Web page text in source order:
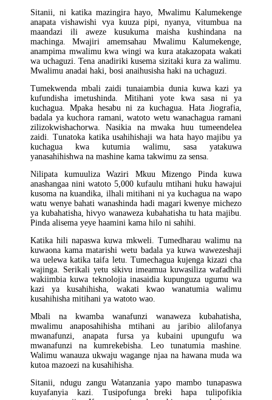
Sitanii, ni katika mazingira hayo, Mwalimu Kalumekenge
anapata vishawishi vya kuuza pipi, nyanya, vitumbua na
maandazi ili aweze kusukuma maisha kushindana na
machinga. Mwajiri amemsahau Mwalimu Kalumekenge,
anampima mwalimu kwa wingi wa kura atakazopata wakati
wa uchaguzi. Tena anadiriki kusema sizitaki kura za walimu.
Mwalimu anadai haki, bosi anaihusisha haki na uchaguzi.
Tumekwenda mbali zaidi tunaiambia dunia kuwa kazi ya
kufundisha imetushinda. Mitihani yote kwa sasa ni ya
kuchagua. Mpaka hesabu ni za kuchagua. Hata Jiografia,
badala ya kuchora ramani, watoto wetu wanachagua ramani
zilizokwishachorwa. Nasikia na mwaka huu tumeendelea
zaidi. Tunatoka katika usahihishaji wa hata hayo majibu ya
kuchagua kwa kutumia walimu, sasa yatakuwa
yanasahihishwa na mashine kama takwimu za sensa.
Nilipata kumuuliza Waziri Mkuu Mizengo Pinda kuwa
anashangaa nini watoto 5,000 kufaulu mtihani huku hawajui
kusoma na kuandika, ilhali mitihani ni ya kuchagua na wapo
watu wenye bahati wanashinda hadi magari kwenye michezo
ya kubahatisha, hivyo wanaweza kubahatisha tu hata majibu.
Pinda alisema yeye haamini kama hilo ni sahihi.
Katika hili napaswa kuwa mkweli. Tumedharau walimu na
kuwaona kama matarishi wetu badala ya kuwa wawezeshaji
wa uelewa katika taifa letu. Tumechagua kujenga kizazi cha
wajinga. Serikali yetu sikivu imeamua kuwasiliza wafadhili
wakiimbia kuwa teknolojia inasaidia kupunguza ugumu wa
kazi ya kusahihisha, wakati kwao wanatumia walimu
kusahihisha mitihani ya watoto wao.
Mbali na kwamba wanafunzi wanaweza kubahatisha,
mwalimu anaposahihisha mtihani au jaribio alilofanya
mwanafunzi, anapata fursa ya kubaini upungufu wa
mwanafunzi na kumrekebisha. Leo tunatumia mashine.
Walimu wanauza ukwaju wagange njaa na hawana muda wa
kutoa mazoezi na kusahihisha.
Sitanii, ndugu zangu Watanzania yapo mambo tunapaswa
kuyafanyia kazi. Tusipofunga breki hapa tulipofikia